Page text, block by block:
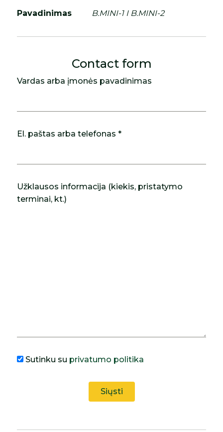
Pavadinimas B.MINI-1 I B.MINI-2
Contact form
Vardas arba įmonės pavadinimas
El. paštas arba telefonas *
Užklausos informacija (kiekis, pristatymo
terminai, kt.)
Sutinku su privatumo politika